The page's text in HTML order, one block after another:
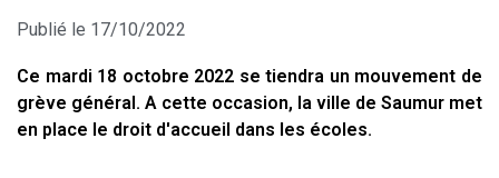
Publié le 17/10/2022
Ce mardi 18 octobre 2022 se tiendra un mouvement de
grève général. A cette occasion, la ville de Saumur met
en place le droit d'accueil dans les écoles.